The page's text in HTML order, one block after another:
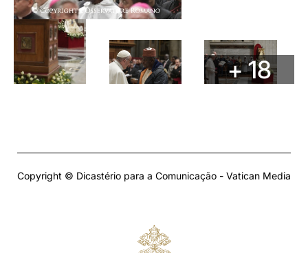
+ 18
Copyright © Dicastério para a Comunicação - Vatican Media